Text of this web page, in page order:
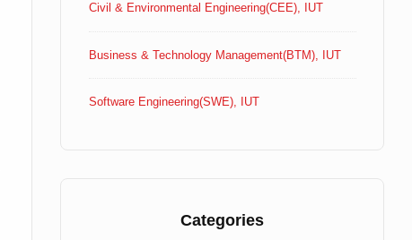
Civil & Environmental Engineering(CEE), IUT
Business & Technology Management(BTM), IUT
Software Engineering(SWE), IUT
Categories